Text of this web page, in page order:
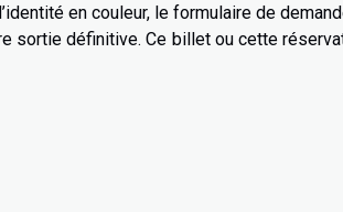
en couleur, le formulaire de
sortie définitive. Ce billet ou cette